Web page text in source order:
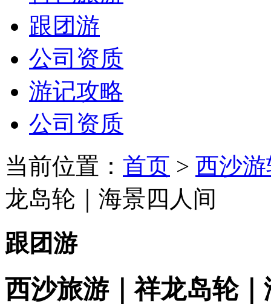
跟团游
公司资质
游记攻略
公司资质
当前位置： 首页 > 西沙
龙岛轮｜海景四人间
跟团游
西沙旅游｜祥龙岛轮